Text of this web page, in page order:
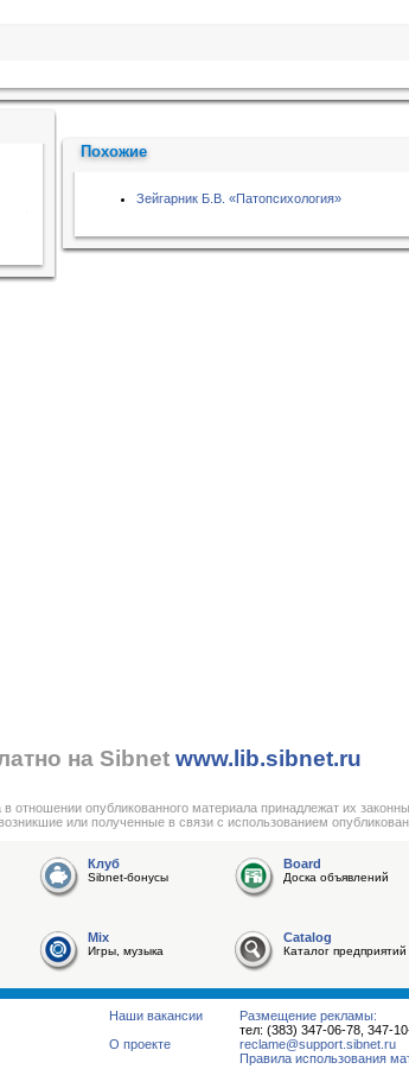
Похожие
Зейгарник Б.В. «Патопсихология»
на Sibnet www.lib.sibnet.ru
опубликованного материала принадлежат их
или полученные в связи с использованием
Клуб
Sibnet-бонусы
Board
Доска объявлений
Mix
Игры, музыка
Catalog
Каталог предприятий
Размещение рекламы:
тел: (383) 347-06-78, 347-
reclame@support.sibnet.ru
Правила использования
Наши вакансии
О проекте